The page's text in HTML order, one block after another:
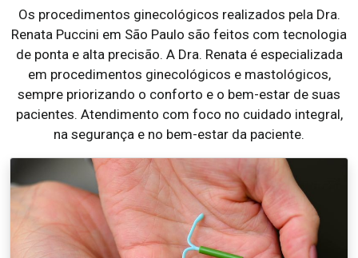
Os procedimentos ginecológicos realizados pela Dra.
Renata Puccini em São Paulo são feitos com tecnologia
de ponta e alta precisão. A Dra. Renata é especializada
em procedimentos ginecológicos e mastológicos,
sempre priorizando o conforto e o bem-estar de suas
pacientes. Atendimento com foco no cuidado integral,
na segurança e no bem-estar da paciente.